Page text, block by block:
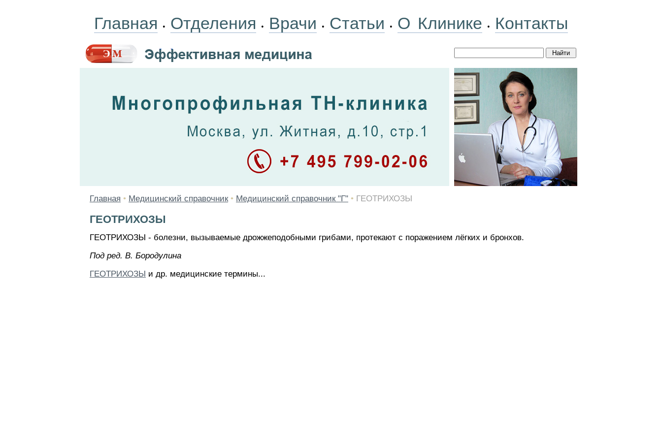
Главная • Отделения • Врачи • Статьи • О Клинике • Контакты
Главная • Медицинский справочник • Медицинский справочник "Г" • ГЕОТРИХОЗЫ
ГЕОТРИХОЗЫ
ГЕОТРИХОЗЫ - болезни, вызываемые дрожжеподобными грибами, протекают с поражением лёгких и бронхов.
Пoд peд. B. Бopoдyлинa
ГЕОТРИХОЗЫ и др. медицинские термины...